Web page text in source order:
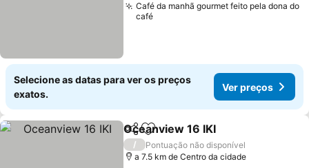
Café da manhã gourmet feito pela dona do
café
Selecione as datas para ver os preços
exatos.
Ver preços
PartilharAdicionar aos favoritos
Oceanview 16 IKI
/
Pontuação não disponível
a 7.5 km de Centro da cidade